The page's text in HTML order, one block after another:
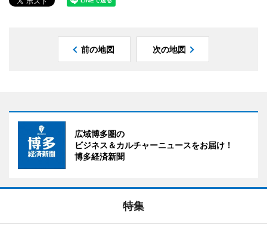
前の地図 次の地図
広域博多圏の
ビジネス＆カルチャーニュースをお届け！
博多経済新聞
特集